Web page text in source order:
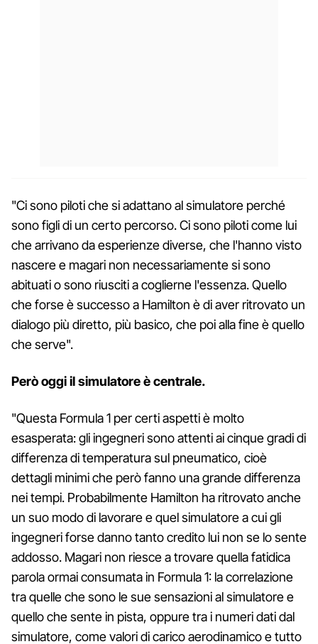
"Ci sono piloti che si adattano al simulatore perché
sono figli di un certo percorso. Ci sono piloti come lui
che arrivano da esperienze diverse, che l'hanno visto
nascere e magari non necessariamente si sono
abituati o sono riusciti a coglierne l'essenza. Quello
che forse è successo a Hamilton è di aver ritrovato un
dialogo più diretto, più basico, che poi alla fine è quello
che serve".
Però oggi il simulatore è centrale.
"Questa Formula 1 per certi aspetti è molto
esasperata: gli ingegneri sono attenti ai cinque gradi di
differenza di temperatura sul pneumatico, cioè
dettagli minimi che però fanno una grande differenza
nei tempi. Probabilmente Hamilton ha ritrovato anche
un suo modo di lavorare e quel simulatore a cui gli
ingegneri forse danno tanto credito lui non se lo sente
addosso. Magari non riesce a trovare quella fatidica
parola ormai consumata in Formula 1: la correlazione
tra quelle che sono le sue sensazioni al simulatore e
quello che sente in pista, oppure tra i numeri dati dal
simulatore, come valori di carico aerodinamico e tutto